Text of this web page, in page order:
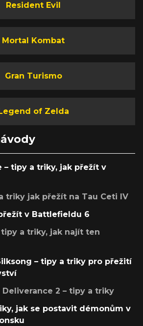
Resident Evil
Mortal Kombat
Gran Turismo
of Zelda
– tipy a triky, jak přežít v
triky jak přežít na Tau Ceti IV
v Battlefieldu 6
a triky, jak najít ten
– tipy a triky pro přežití
2 – tipy a triky
jak se postavit démonům v